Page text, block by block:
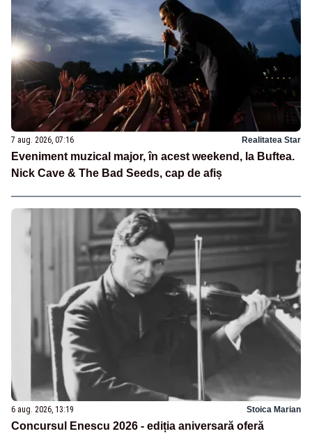
7 aug. 2026, 07:16 Realitatea Star
Eveniment muzical major, în acest weekend, la Buftea.
Nick Cave & The Bad Seeds, cap de afiș
6 aug. 2026, 13:19 Stoica Marian
Concursul Enescu 2026 - ediția aniversară oferă